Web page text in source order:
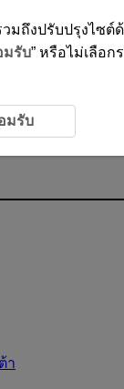
า
มถึงปรับปรุงไซ
มรับ” หรือไม่เลือก
มรับ